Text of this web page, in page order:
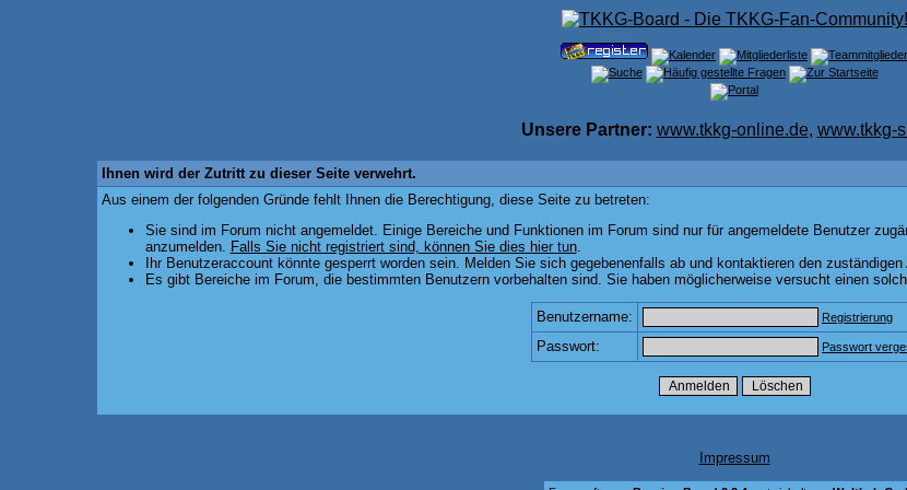
Unsere Partner: www.tkkg-online.de, www.tkkg-
Ihnen wird der Zutritt zu dieser Seite verwehrt.
Aus einem der folgenden Gründe fehlt Ihnen die Berechtigung, diese Seite zu betreten:
Sie sind im Forum nicht angemeldet. Einige Bereiche und Funktionen im Forum sind nur für angemeldete Benutzer
anzumelden. Falls Sie nicht registriert sind, können Sie dies hier tun.
Ihr Benutzeraccount könnte gesperrt worden sein. Melden Sie sich gegebenenfalls ab und kontaktieren den zuständigen
Es gibt Bereiche im Forum, die bestimmten Benutzern vorbehalten sind. Sie haben möglicherweise versucht einen
Benutzername: Registrierung
Passwort: Passwort
Impressum